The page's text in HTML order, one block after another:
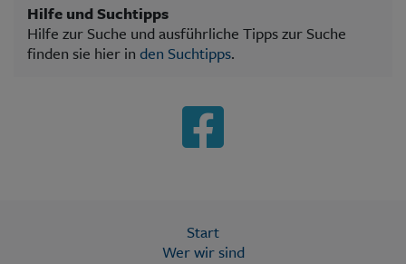
Hilfe und Suchtipps
Hilfe zur Suche und ausführliche Tipps zur Suche
finden sie hier in den Suchtipps.
Start
Wer wir sind